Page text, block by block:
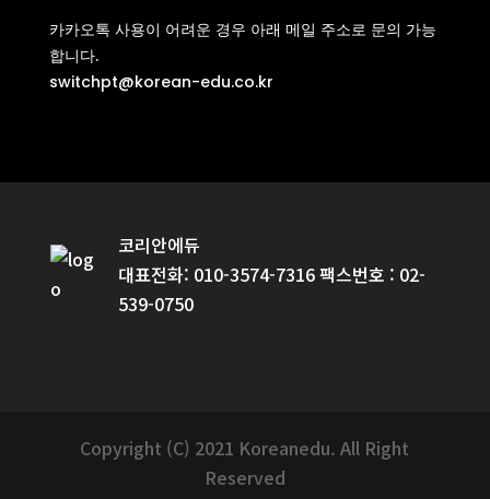
카카오톡 사용이 어려운 경우 아래 메일 주소로 문의 가능
합니다.
switchpt@korean-edu.co.kr
코리안에듀
대표전화: 010-3574-7316 팩스번호 : 02-
539-0750
Copyright (C) 2021 Koreanedu. All Right
Reserved